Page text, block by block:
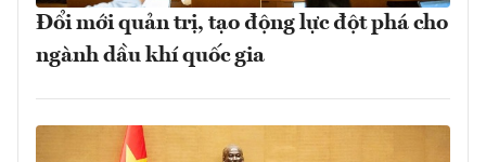
Đổi mới quản trị, tạo động lực đột phá cho
ngành dầu khí quốc gia